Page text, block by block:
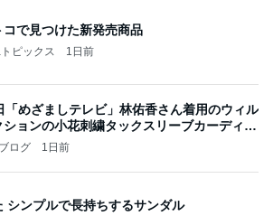
コで見つけた新発売商品
ピックス 1日前
「めざましテレビ」林佑香さん着用のウィル
ションの小花刺繍タックスリーブカーディガ
ログ 1日前
シンプルで長持ちするサンダル